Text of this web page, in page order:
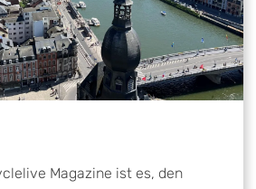
Magazine ist es, den